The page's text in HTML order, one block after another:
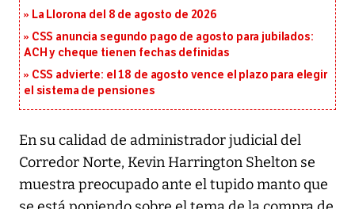
La Llorona del 8 de agosto de 2026
CSS anuncia segundo pago de agosto para jubilados:
ACH y cheque tienen fechas definidas
CSS advierte: el 18 de agosto vence el plazo para elegir
el sistema de pensiones
En su calidad de administrador judicial del
Corredor Norte, Kevin Harrington Shelton se
muestra preocupado ante el tupido manto que